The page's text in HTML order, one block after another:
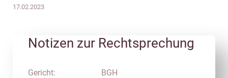
17.02.2023
Notizen zur Rechtsprechung
Gericht:
BGH